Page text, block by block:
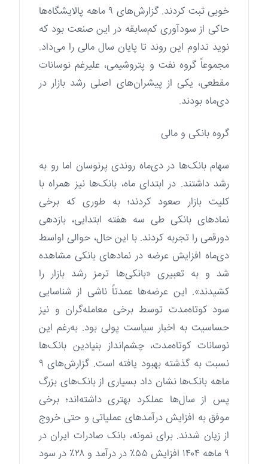
خوبی ثبت کردند. گزارش‌های ۹ ماهه پالایشگاه‌ها
حاکی از سودآوری کم‌سابقه در این صنعت بود که
نوید تداوم این روند تا پایان سال مالی را می‌داد.
مجموعاً گروه نفت و پتروشیمی، علیرغم نوسانات
مقطعی، یکی از پیشران‌های اصلی رشد بازار در
دی‌ماه بودند.
گروه بانکی و مالی
سهام بانک‌ها در دی‌ماه روندی پرنوسان اما رو به
رشد داشتند. در ابتدای ماه، بانک‌ها نیز همراه با
کلیت بازار صعود کردند؛ به طوری که برخی
نمادهای بانکی طی سه هفته ابتدایی، بازدهی
دورقمی را تجربه کردند. با این حال، حوالی اواسط
دی‌ماه افزایش عرضه در نمادهای بانکی مشاهده
شد و به تعبیری «بانکی‌ها ترمز رشد بازار را
کشیدند». این عرضه‌ها عمدتاً ناشی از شناسایی
سود کوتاه‌مدت توسط برخی معامله‌گران و نیز
حساسیت به اخبار سیاست پولی بود. به‌رغم این
نوسانات کوتاه‌مدت، چشم‌انداز بنیادین بانک‌ها
نسبت به گذشته بهبود یافته است. گزارش‌های ۹
ماهه بانک‌ها نشان داد بسیاری از بانک‌های بزرگ
پس از سال‌ها عملکرد بهتری داشته‌اند؛ برخی
موفق به افزایش درآمدهای عملیاتی و حتی خروج
از زیان شدند. برای نمونه، بانک صادرات ایران در
۹ ماهه ۱۴۰۴ افزایش ۵۵٪ در درآمد و ۲۸٪ در سود